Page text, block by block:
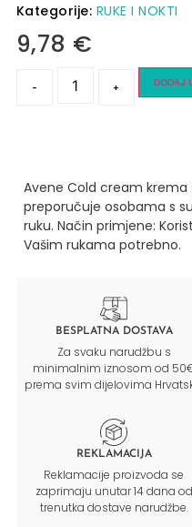
Kategorije: RUKE I NOKTI
9,78 €
- + DODAJ
Avene Cold cream krema
preporučuje osobama s
ruku. Način primjene:
Vašim rukama potrebno.
BESPLATNA DOSTAVA
Za svaku narudžbu s
minimalnim iznosom od
prema svim dijelovima
REKLAMACIJA
Reklamacije proizvoda se
zaprimaju unutar 14 dana od
trenutka dostave narudžbe.